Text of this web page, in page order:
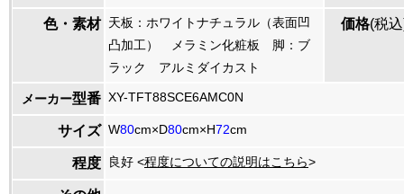
色・素材 天板：ホワイトナチュラル（表面凹
凸加工） メラミン化粧板 脚：ブ
ラック アルミダイカスト
価格(税
メーカー型番 XY-TFT88SCE6AMC0N
サイズ W80cm×D80cm×H72cm
程度 良好 <程度についての説明はこちら>